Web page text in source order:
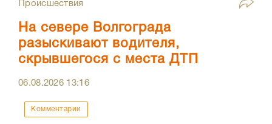
Происшествия
На севере Волгограда
разыскивают водителя,
скрывшегося с места ДТП
06.08.2026 13:16
Комментарии